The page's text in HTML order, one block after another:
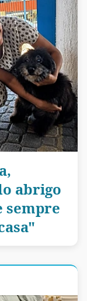
abrigo
sempre